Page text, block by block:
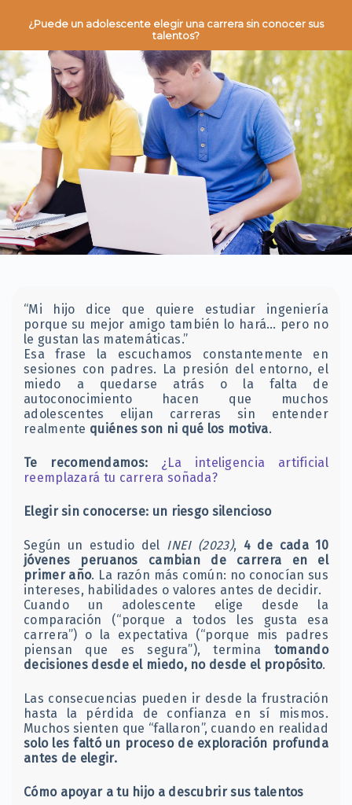
¿Puede un adolescente elegir una carrera sin conocer sus
talentos?
“Mi hijo dice que quiere estudiar ingeniería
porque su mejor amigo también lo hará… pero no
le gustan las matemáticas.”
Esa frase la escuchamos constantemente en
sesiones con padres. La presión del entorno, el
miedo a quedarse atrás o la falta de
autoconocimiento hacen que muchos
adolescentes elijan carreras sin entender
realmente quiénes son ni qué los motiva.
Te recomendamos:
¿La inteligencia artificial
reemplazará tu carrera soñada?
Elegir sin conocerse: un riesgo silencioso
Según un estudio del INEI (2023), 4 de cada 10
jóvenes peruanos cambian de carrera en el
primer año. La razón más común: no conocían sus
intereses, habilidades o valores antes de decidir.
Cuando un adolescente elige desde la
comparación (“porque a todos les gusta esa
carrera”) o la expectativa (“porque mis padres
piensan que es segura”), termina tomando
decisiones desde el miedo, no desde el propósito.
Las consecuencias pueden ir desde la frustración
hasta la pérdida de confianza en sí mismos.
Muchos sienten que “fallaron”, cuando en realidad
solo les faltó un proceso de exploración profunda
antes de elegir.
Cómo apoyar a tu hijo a descubrir sus talentos